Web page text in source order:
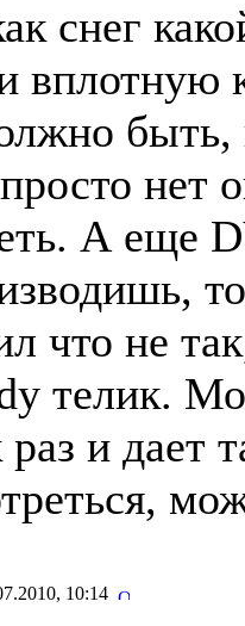
снег
вплотную
нет
А еще
что не
телик.
раз и
10:14